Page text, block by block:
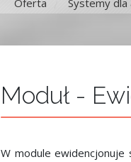
Oferta Systemy dla
Moduł -
W module ewidencjonuje